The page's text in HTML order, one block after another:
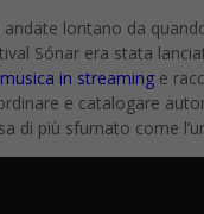
lontano da
Sónar era stata
in streaming e
e catalogare
di più sfumato come